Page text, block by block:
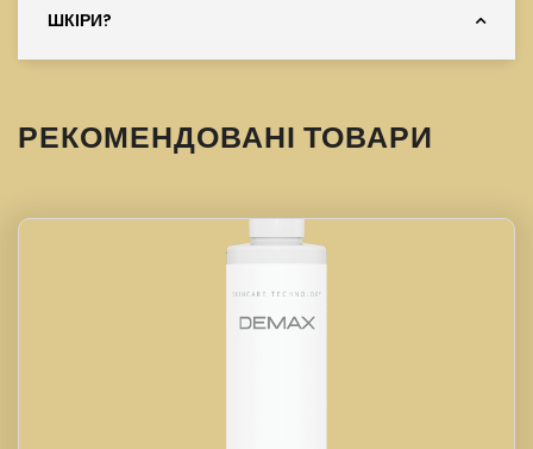
ШКІРИ?
РЕКОМЕНДОВАНІ ТОВАРИ